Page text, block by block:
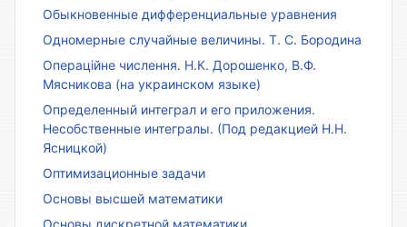
Обыкновенные дифференциальные уравнения
Одномерные случайные величины. Т. С. Бородина
Операційне числення. Н.К. Дорошенко, В.Ф.
Мясникова (на украинском языке)
Определенный интеграл и его приложения.
Несобственные интегралы. (Под редакцией Н.Н.
Ясницкой)
Оптимизационные задачи
Основы высшей математики
Основы дискретной математики